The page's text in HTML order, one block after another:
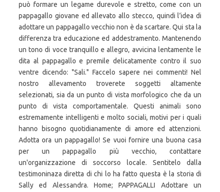
può formare un legame durevole e stretto, come con un
pappagallo giovane ed allevato allo stecco, quindi l’idea di
adottare un pappagallo vecchio non è da scartare. Qui sta la
differenza tra educazione ed addestramento. Mantenendo
un tono di voce tranquillo e allegro, avvicina lentamente le
dita al pappagallo e premile delicatamente contro il suo
ventre dicendo: "Sali." Faccelo sapere nei commenti! Nel
nostro allevamento troverete soggetti altamente
selezionati, sia da un punto di vista morfologico che da un
punto di vista comportamentale. Questi animali sono
estremamente intelligenti e molto sociali, motivi per i quali
hanno bisogno quotidianamente di amore ed attenzioni.
Adotta ora un pappagallo! Se vuoi fornire una buona casa
per un pappagallo più vecchio, contattare
un'organizzazione di soccorso locale. Sentitelo dalla
testimoninaza diretta di chi lo ha fatto questa è la storia di
Sally ed Alessandra. Home; PAPPAGALLI Adottare un